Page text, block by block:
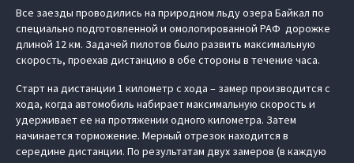
Все заезды проводились на природном льду озера Байкал по
специально подготовленной и омологированной РАФ дорожке
длиной 12 км. Задачей пилотов было развить максимальную
скорость, проехав дистанцию в обе стороны в течение часа.
Старт на дистанции 1 километр с хода – замер производится с
хода, когда автомобиль набирает максимальную скорость и
удерживает ее на протяжении одного километра. Затем
начинается торможение. Мерный отрезок находится в
середине дистанции. По результатам двух замеров (в каждую